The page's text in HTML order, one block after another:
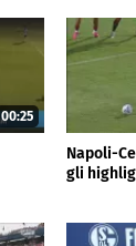
00:25
Napoli-
gli